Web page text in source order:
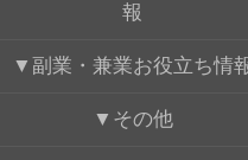
報
副業・兼業お役立ち情
その他